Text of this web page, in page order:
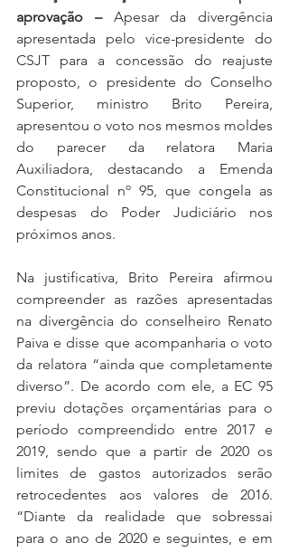
aprovação – Apesar da divergência
apresentada pelo vice-presidente do
CSJT para a concessão do reajuste
proposto, o presidente do Conselho
Superior, ministro Brito Pereira,
apresentou o voto nos mesmos moldes
do parecer da relatora Maria
Auxiliadora, destacando a Emenda
Constitucional nº 95, que congela as
despesas do Poder Judiciário nos
próximos anos.
Na justificativa, Brito Pereira afirmou
compreender as razões apresentadas
na divergência do conselheiro Renato
Paiva e disse que acompanharia o voto
da relatora “ainda que completamente
diverso”. De acordo com ele, a EC 95
previu dotações orçamentárias para o
período compreendido entre 2017 e
2019, sendo que a partir de 2020 os
limites de gastos autorizados serão
retrocedentes aos valores de 2016.
“Diante da realidade que sobressai
para o ano de 2020 e seguintes, e em